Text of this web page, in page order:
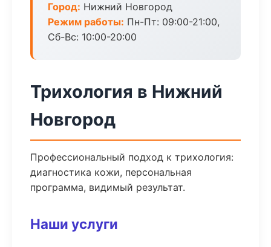
Город: Нижний Новгород
Режим работы: Пн-Пт: 09:00-21:00,
Сб-Вс: 10:00-20:00
Трихология в Нижний
Новгород
Профессиональный подход к трихология:
диагностика кожи, персональная
программа, видимый результат.
Наши услуги